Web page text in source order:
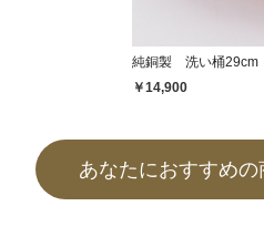
純銅製 洗い桶29cm
￥14,900
あなたにおすすめ